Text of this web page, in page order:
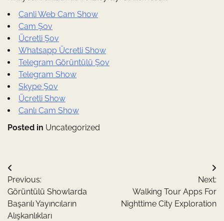
Canli Web Cam Show
Cam Şov
Ücretli Şov
Whatsapp Ücretli Show
Telegram Görüntülü Şov
Telegram Show
Skype Şov
Ücretli Show
Canlı Cam Show
Posted in Uncategorized
Yazı
gezinmesi
Previous:
Görüntülü Showlarda
Başarılı Yayıncıların
Alışkanlıkları
Next:
Walking Tour Apps For
Nighttime City Exploration